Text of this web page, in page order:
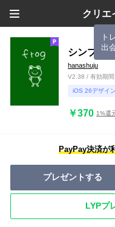
クリエ
ト
出
シンプル
hanashuju
V2.38 / 有効期間
iOS 26デザイ
￥370 1%還
PayPay決済が
プレゼントする
LYPプ